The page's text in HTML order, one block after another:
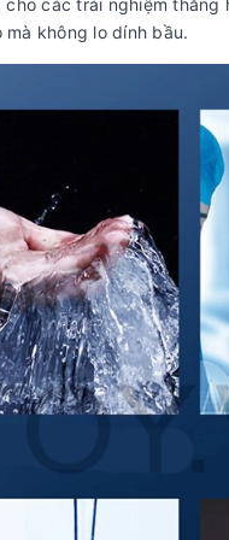
các trải nghiệm thăng
không lo dính bầu.